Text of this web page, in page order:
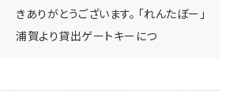
きありがとうございます。 「れんたぼー」
浦賀より貸出ゲートキーにつ